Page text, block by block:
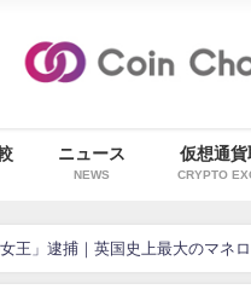
ニュース
NEWS
仮想通貨
CRYPTO
王」逮捕｜英国史上最大のマネ